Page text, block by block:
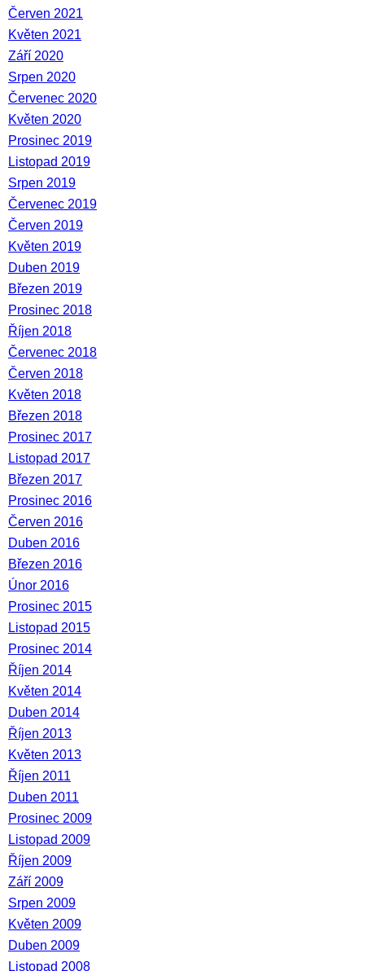
Červen 2021
Květen 2021
Září 2020
Srpen 2020
Červenec 2020
Květen 2020
Prosinec 2019
Listopad 2019
Srpen 2019
Červenec 2019
Červen 2019
Květen 2019
Duben 2019
Březen 2019
Prosinec 2018
Říjen 2018
Červenec 2018
Červen 2018
Květen 2018
Březen 2018
Prosinec 2017
Listopad 2017
Březen 2017
Prosinec 2016
Červen 2016
Duben 2016
Březen 2016
Únor 2016
Prosinec 2015
Listopad 2015
Prosinec 2014
Říjen 2014
Květen 2014
Duben 2014
Říjen 2013
Květen 2013
Říjen 2011
Duben 2011
Prosinec 2009
Listopad 2009
Říjen 2009
Září 2009
Srpen 2009
Květen 2009
Duben 2009
Listopad 2008